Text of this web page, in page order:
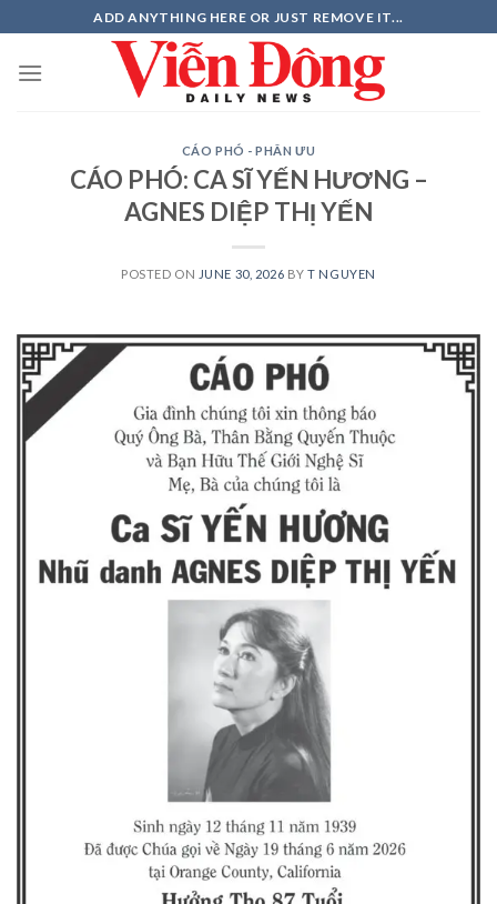
to
content
ADD ANYTHING HERE OR JUST REMOVE IT...
CÁO PHÓ - PHÂN ƯU
CÁO PHÓ: CA SĨ YẾN HƯƠNG –
AGNES DIỆP THỊ YẾN
POSTED ON JUNE 30, 2026 BYT NGUYEN